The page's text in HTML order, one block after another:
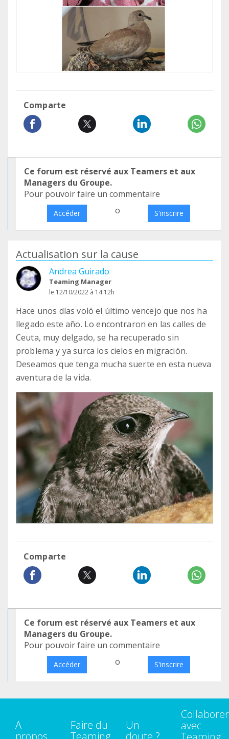
Comparte
Ce forum est réservé aux Teamers et aux
Managers du Groupe.
Pour pouvoir faire un commentaire
Accéder o S'inscrire
Actualisation sur la cause
Andrea Guirado
Teaming Manager
le 12/10/2022 à 14:12h
Hace unos días voló el último vencejo que nos ha
llegado este año. Lo encontraron en las calles de
Ceuta, muy delgado, se ha recuperado sin
problema y ya surca los cielos en migración.
Deseamos que tenga mucha suerte en esta nueva
aventura de la vida.
Comparte
Ce forum est réservé aux Teamers et aux
Managers du Groupe.
Pour pouvoir faire un commentaire
Accéder o S'inscrire
A
Faire du
Un
Collaborer
avec